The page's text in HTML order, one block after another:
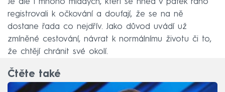
Je ale i mnoho mladých, kteří se hned v pátek ráno
registrovali k očkování a doufají, že se na ně
dostane řada co nejdřív. Jako důvod uvádí už
zmíněné cestování, návrat k normálnímu životu či to,
že chtějí chránit své okolí.
Čtěte také